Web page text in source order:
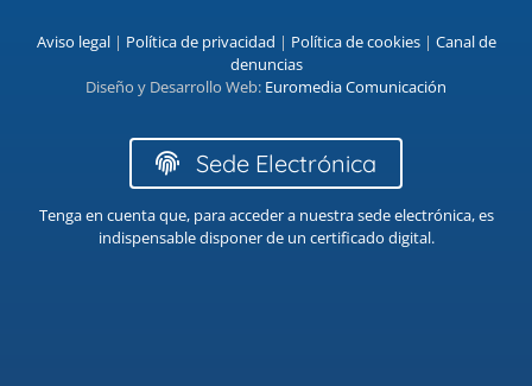
Aviso legal| Política de privacidad | Política de cookies| Canal de
denuncias
Diseño y Desarrollo Web: Euromedia Comunicación
Sede Electrónica
Tenga en cuenta que, para acceder a nuestra sede electrónica, es
indispensable disponer de un certificado digital.